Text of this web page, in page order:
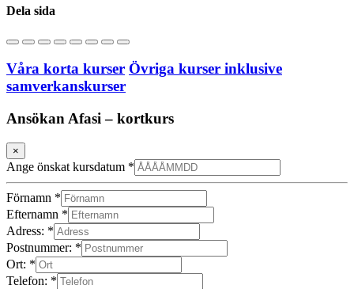
Dela sida
Våra korta kurser Övriga kurser inklusive
samverkanskurser
Ansökan Afasi – kortkurs
×
Ange önskat kursdatum *
Förnamn *
Efternamn *
Adress: *
Postnummer: *
Ort: *
Telefon: *